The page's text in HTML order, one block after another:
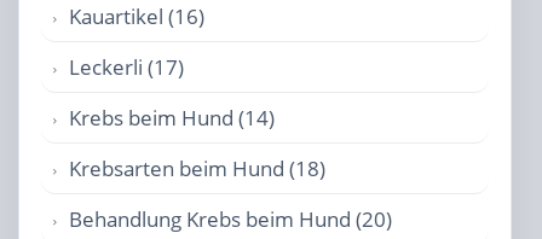
Kauartikel (16)
Leckerli (17)
Krebs beim Hund (14)
Krebsarten beim Hund (18)
Behandlung Krebs beim Hund (20)